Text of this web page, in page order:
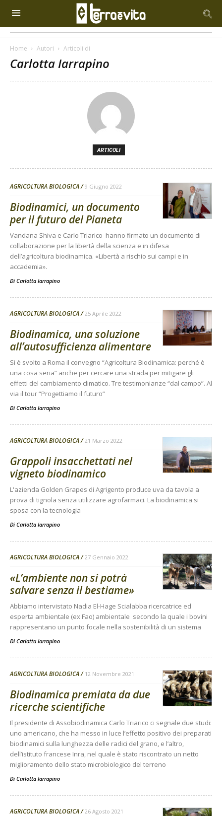
Home Autori Articoli di
Carlotta Iarrapino
ARTICOLI
AGRICOLTURA BIOLOGICA 9 Giugno 2022
Biodinamici, un documento
per il futuro del Pianeta
Vandana Shiva e Carlo Triarico hanno firmato un documento di
collaborazione per la libertà della scienza e in difesa
dell’agricoltura biodinamica. «Libertà a rischio sui campi e in
accademia».
Di Carlotta Iarrapino
AGRICOLTURA BIOLOGICA 25 Aprile 2022
Biodinamica, una soluzione
all’autosufficienza alimentare
Si è svolto a Roma il convegno “Agricoltura Biodinamica: perché è
una cosa seria” anche per cercare una strada per mitigare gli
effetti del cambiamento climatico. Tre testimonianze “dal campo”. Al
via il tour “Progettiamo il futuro”
Di Carlotta Iarrapino
AGRICOLTURA BIOLOGICA 21 Marzo 2022
Grappoli insacchettati nel
vigneto biodinamico
L'azienda Golden Grapes di Agrigento produce uva da tavola a
prova di tignola senza utilizzare agrofarmaci. La biodinamica si
sposa con la tecnologia
Di Carlotta Iarrapino
AGRICOLTURA BIOLOGICA 27 Gennaio 2022
«L’ambiente non si potrà
salvare senza il bestiame»
Abbiamo intervistato Nadia El-Hage Scialabba ricercatrice ed
esperta ambientale (ex Fao) ambientale secondo la quale i bovini
rappresentano un punto focale nella sostenibilità di un sistema
Di Carlotta Iarrapino
AGRICOLTURA BIOLOGICA 12 Novembre 2021
Biodinamica premiata da due
ricerche scientifiche
Il presidente di Assobiodinamica Carlo Triarico ci segnale due studi:
uno americano, che ha messo in luce l’effetto positivo dei preparati
biodinamici sulla lunghezza delle radici del grano, e l’altro,
dell’istituto francese Inra, nel quale è stato riscontrato un netto
miglioramento dello stato microbiologico del terreno
Di Carlotta Iarrapino
AGRICOLTURA BIOLOGICA 26 Agosto 2021